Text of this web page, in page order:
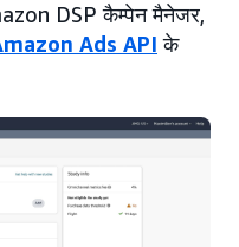
DSP कैम्पेन मैनेजर,
Ads API के